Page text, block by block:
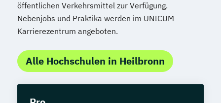
öffentlichen Verkehrsmittel zur Verfügung.
Nebenjobs und Praktika werden im UNICUM
Karrierezentrum angeboten.
Alle Hochschulen in Heilbronn